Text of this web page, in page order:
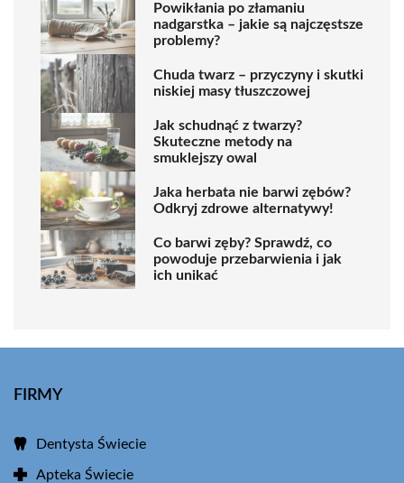
Powikłania po złamaniu
nadgarstka – jakie są najczęstsze
problemy?
Chuda twarz – przyczyny i skutki
niskiej masy tłuszczowej
Jak schudnąć z twarzy?
Skuteczne metody na
smuklejszy owal
Jaka herbata nie barwi zębów?
Odkryj zdrowe alternatywy!
Co barwi zęby? Sprawdź, co
powoduje przebarwienia i jak
ich unikać
FIRMY
Dentysta Świecie
Apteka Świecie